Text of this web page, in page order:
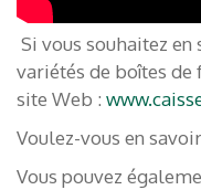
Si vous souhaitez
variétés de boîtes
site Web :
Voulez-vous en
Vous pouvez